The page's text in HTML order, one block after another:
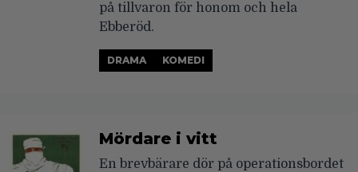
på tillvaron för honom och hela
Ebberöd.
DRAMA KOMEDI
Mördare i vitt
En brevbärare dör på operationsbordet